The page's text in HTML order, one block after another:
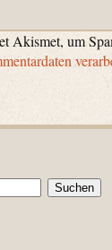
Akismet, um